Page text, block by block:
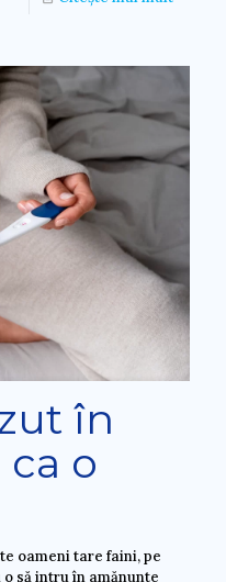
în
o
oameni tare faini, pe
să intru în amănunte